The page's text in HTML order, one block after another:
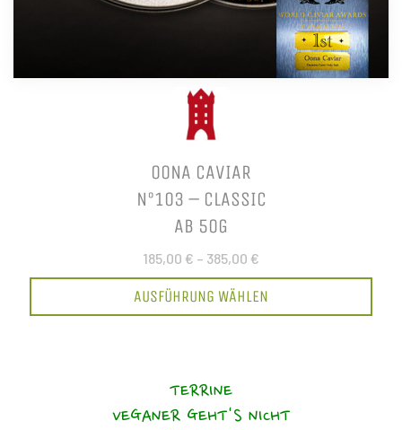
OONA CAVIAR
N°103 – CLASSIC
AB 50G
185,00 € – 385,00 €
AUSFÜHRUNG WÄHLEN
TERRINE
VEGANER GEHT'S NICHT